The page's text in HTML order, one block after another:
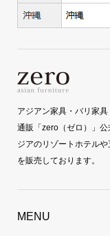
アジアン家具・バリ家
通販「zero（ゼロ）」
ジアのリゾートホテル
を販売しております。
MENU